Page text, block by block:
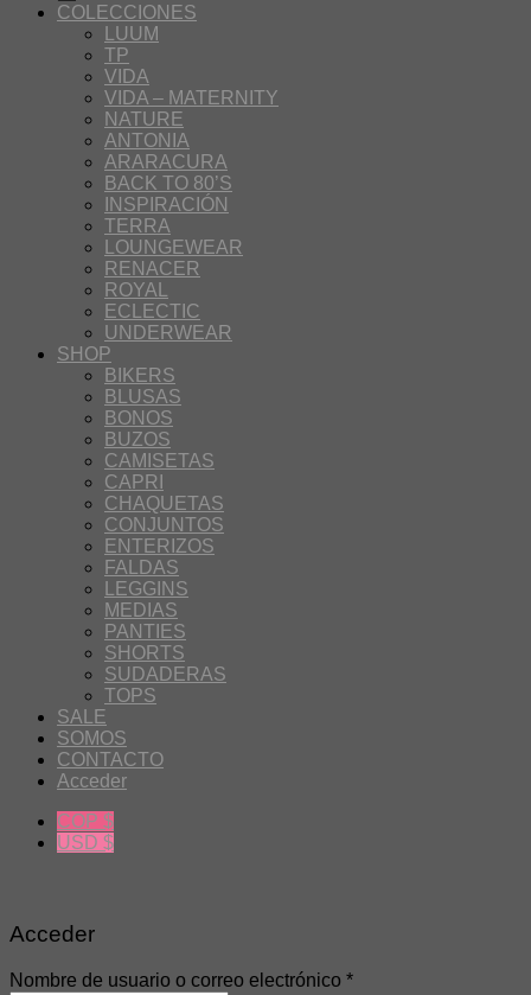
COLECCIONES
LUUM
TP
VIDA
VIDA – MATERNITY
NATURE
ANTONIA
ARARACURA
BACK TO 80’S
INSPIRACIÓN
TERRA
LOUNGEWEAR
RENACER
ROYAL
ECLECTIC
UNDERWEAR
SHOP
BIKERS
BLUSAS
BONOS
BUZOS
CAMISETAS
CAPRI
CHAQUETAS
CONJUNTOS
ENTERIZOS
FALDAS
LEGGINS
MEDIAS
PANTIES
SHORTS
SUDADERAS
TOPS
SALE
SOMOS
CONTACTO
Acceder
COP $
USD $
Acceder
Nombre de usuario o correo electrónico *